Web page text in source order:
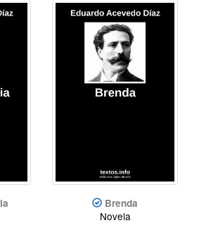
Brenda
Novela